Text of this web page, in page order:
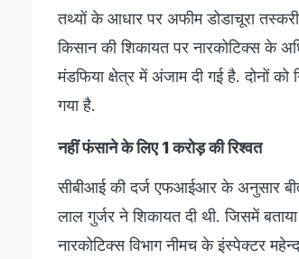
तथ्यों के आधार पर अफीम डोडाचूरा
किसान की शिकायत पर नारकोटिक्स के
मंडफिया क्षेत्र में अंजाम दी गई है. दोनों को
गया है.
नहीं फंसाने के लिए 1 करोड़ की रिश्वत
सीबीआई की दर्ज एफआईआर के अनुसार
लाल गुर्जर ने शिकायत दी थी. जिसमें
नारकोटिक्स विभाग नीमच के इंस्पेक्टर